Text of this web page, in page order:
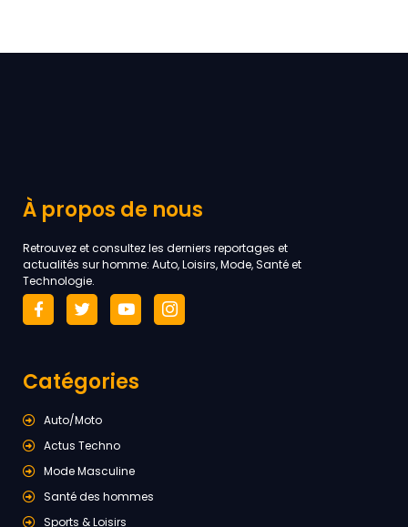
À propos de nous
Retrouvez et consultez les derniers reportages et
actualités sur homme: Auto, Loisirs, Mode, Santé et
Technologie.
Catégories
Auto/Moto
Actus Techno
Mode Masculine
Santé des hommes
Sports & Loisirs